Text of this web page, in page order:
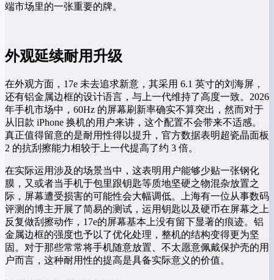
端市场里的一张重要的牌。
外观延续耐用升级
在外观方面，17e 未去追求新意，其采用 6.1 英寸的刘海屏，
还有铝金属边框的设计语言，与上一代维持了高度一致。2026
年手机市场中，60Hz 的屏幕刷新率确实不算突出，然而对于
从旧款 iPhone 换机的用户来讲，这个配置不会带来不适感。
真正值得留意的是耐用性得以提升，官方数据表明超瓷晶面板
2 的抗刮擦能力相较于上一代提高了约 3 倍。
在实际运用涉及的场景当中，这表明用户能够少贴一张钢化
膜，又或者当手机于包里跟钥匙等质地坚硬之物混杂放置之
际，屏幕遭受损害的可能性会大幅调低。上海有一位从事数码
评测的博主开展了简易的测试，运用钥匙以及硬币在屏幕之上
反复做刮擦动作，17e的屏幕基本上没有留下显著的痕迹。铝
金属边框的强度也予以了优化处理，整机的结构变得更为坚
固。对于那些常常将手机随意放置、不太愿意佩戴保护壳的用
户而言，这种耐用性的提高是具备实际意义的价值。